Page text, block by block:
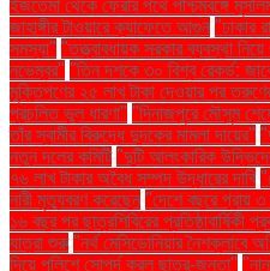
ইজতেমা থেকে ফেরার পথে পশ্চিমবঙ্গে
জাহাঙ্গীর টাওয়ারে ক্যাফেতে আগুন "ঢাকার
সমস্যা" "তত্ত্বাবধায়ক সরকার ব্যবস্থা
নভেম্বর" "তিন দশকে ৩০ বিশ্ব রেকর্ড:
মুক্তিপণের ২৫ লাখ টাকা দেওয়ার পর
প্রচলিত ভুল ধারণা" "দিনাজপুরে মৌসুম
তাঁর স্বামীর বিরুদ্ধে দুদকের মামলা দায়ের"
নতুন দলের কমিটি "দুটি আলংকারিক
৭৬ লাখ টাকার অবৈধ সম্পদ উদ্ধারের দাবি
নারী মৃত্যুবরণ করেছেন "দেশে বছরে প্রায়
১৬ বছর পর ছাত্রশিবিরের প্রতিষ্ঠাবার্ষিকী
যাত্রা শুরু "নর্থ মেসিডোনিয়ার নৈশক্লাবে
দিয়ে পুলিশে সোপর্দ করল ছাত্র-জনতা"